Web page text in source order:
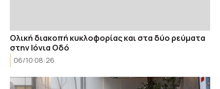
Ολική διακοπή κυκλοφορίας και στα δύο ρεύματα
στην Ιόνια Οδό
06/10 08:26